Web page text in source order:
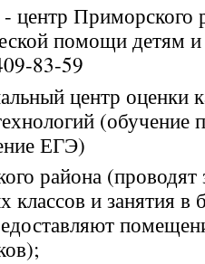
Приморского
помощи детям
83-59
центр оценки
(обучение
ЕГЭ)
района (проводят
и занятия в